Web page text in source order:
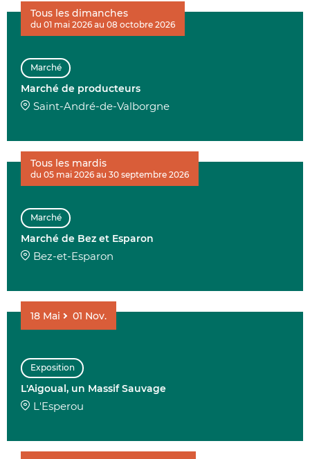
Marché
Marché de producteurs
Saint-André-de-Valborgne
Tous les dimanches
du 01 mai 2026 au 08 octobre 2026
Marché
Marché de Bez et Esparon
Bez-et-Esparon
Tous les mardis
du 05 mai 2026 au 30 septembre 2026
Exposition
L'Aigoual, un Massif Sauvage
L'Esperou
18 Mai 01 Nov.